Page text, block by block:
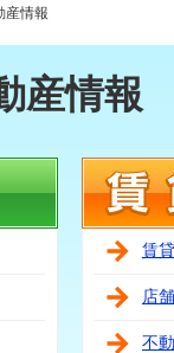
産情報
産情報
賃
店
不